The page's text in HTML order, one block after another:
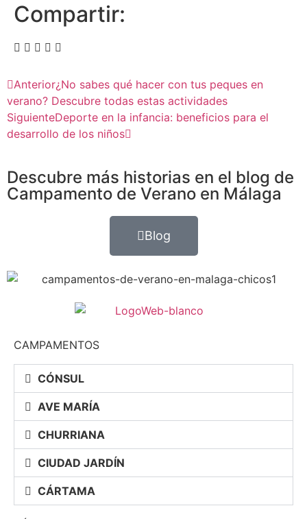
Compartir:
Anterior¿No sabes qué hacer con tus peques en
verano? Descubre todas estas actividades
SiguienteDeporte en la infancia: beneficios para el
desarrollo de los niños
Descubre más historias en el blog de
Campamento de Verano en Málaga
Blog
CAMPAMENTOS
CÓNSUL
AVE MARÍA
CHURRIANA
CIUDAD JARDÍN
CÁRTAMA